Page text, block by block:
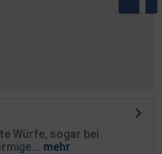
Würfe, sogar bei
mehr